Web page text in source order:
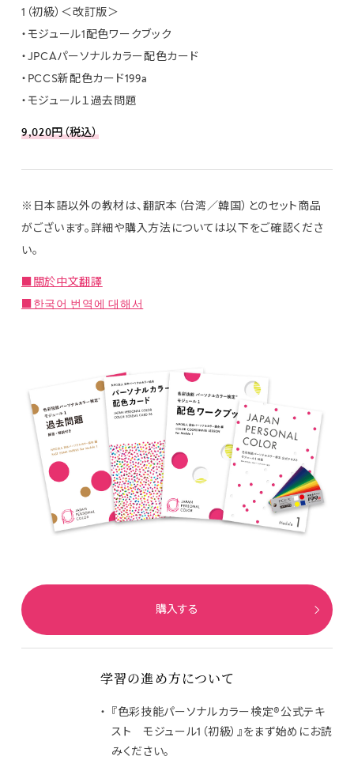
1（初級）＜改訂版＞
・モジュール1配色ワークブック
・JPCAパーソナルカラー配色カード
・PCCS新配色カード199a
・モジュール１過去問題
9,020円（税込）
※日本語以外の教材は、翻訳本（台湾／韓国）とのセット商品
がございます。詳細や購入方法については以下をご確認くださ
い。
■關於中文翻譯
■한국어 번역에 대해서
購入する
学習の進め方について
『色彩技能パーソナルカラー検定®公式テキ
スト モジュール1（初級）』をまず始めにお読
みください。